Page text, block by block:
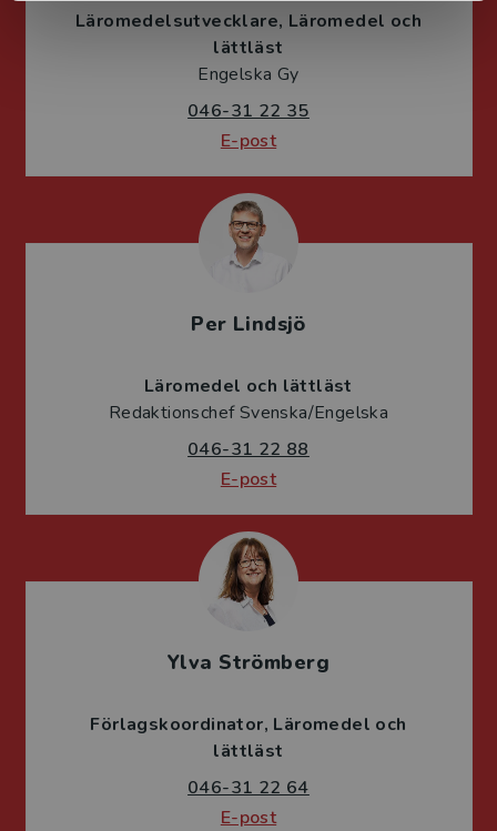
Läromedelsutvecklare Läromedel och
lättläst
Engelska Gy
046-31 22 35
E-post
Per Lindsjö
Läromedel och lättläst
Redaktionschef Svenska/Engelska
046-31 22 88
E-post
Ylva Strömberg
Förlagskoordinator Läromedel och
lättläst
046-31 22 64
E-post